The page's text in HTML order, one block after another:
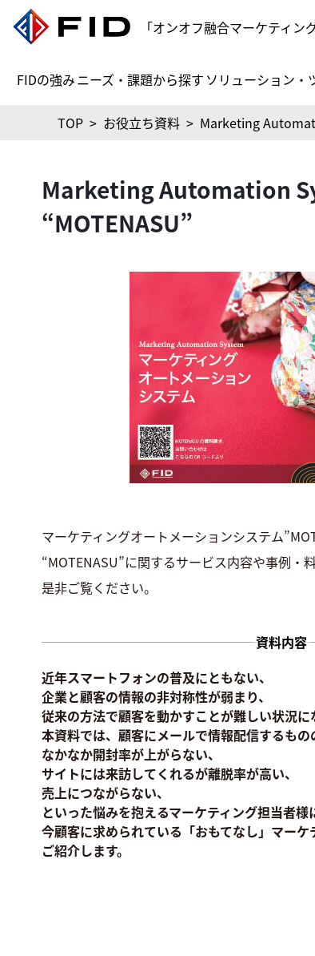
「オンオフ融合マーケティン
FIDの強みニーズ・課題から探す ソリューション・
TOP > お役立ち資料 > Marketing
Marketing Automation
“MOTENASU”
マーケティングオートメーションシステム
“MOTENASU”に関するサービス内容や事例・
是非ご覧ください。
資料内容
近年スマートフォンの普及にともない、
企業と顧客の情報の非対称性が弱まり、
従来の方法で顧客を動かすことが難しい状況に
本資料では、顧客にメールで情報配信するもの
なかなか開封率が上がらない、
サイトには来訪してくれるが離脱率が高い、
売上につながらない、
といった悩みを抱えるマーケティング担当者様
今顧客に求められている「おもてなし」マーケ
ご紹介します。